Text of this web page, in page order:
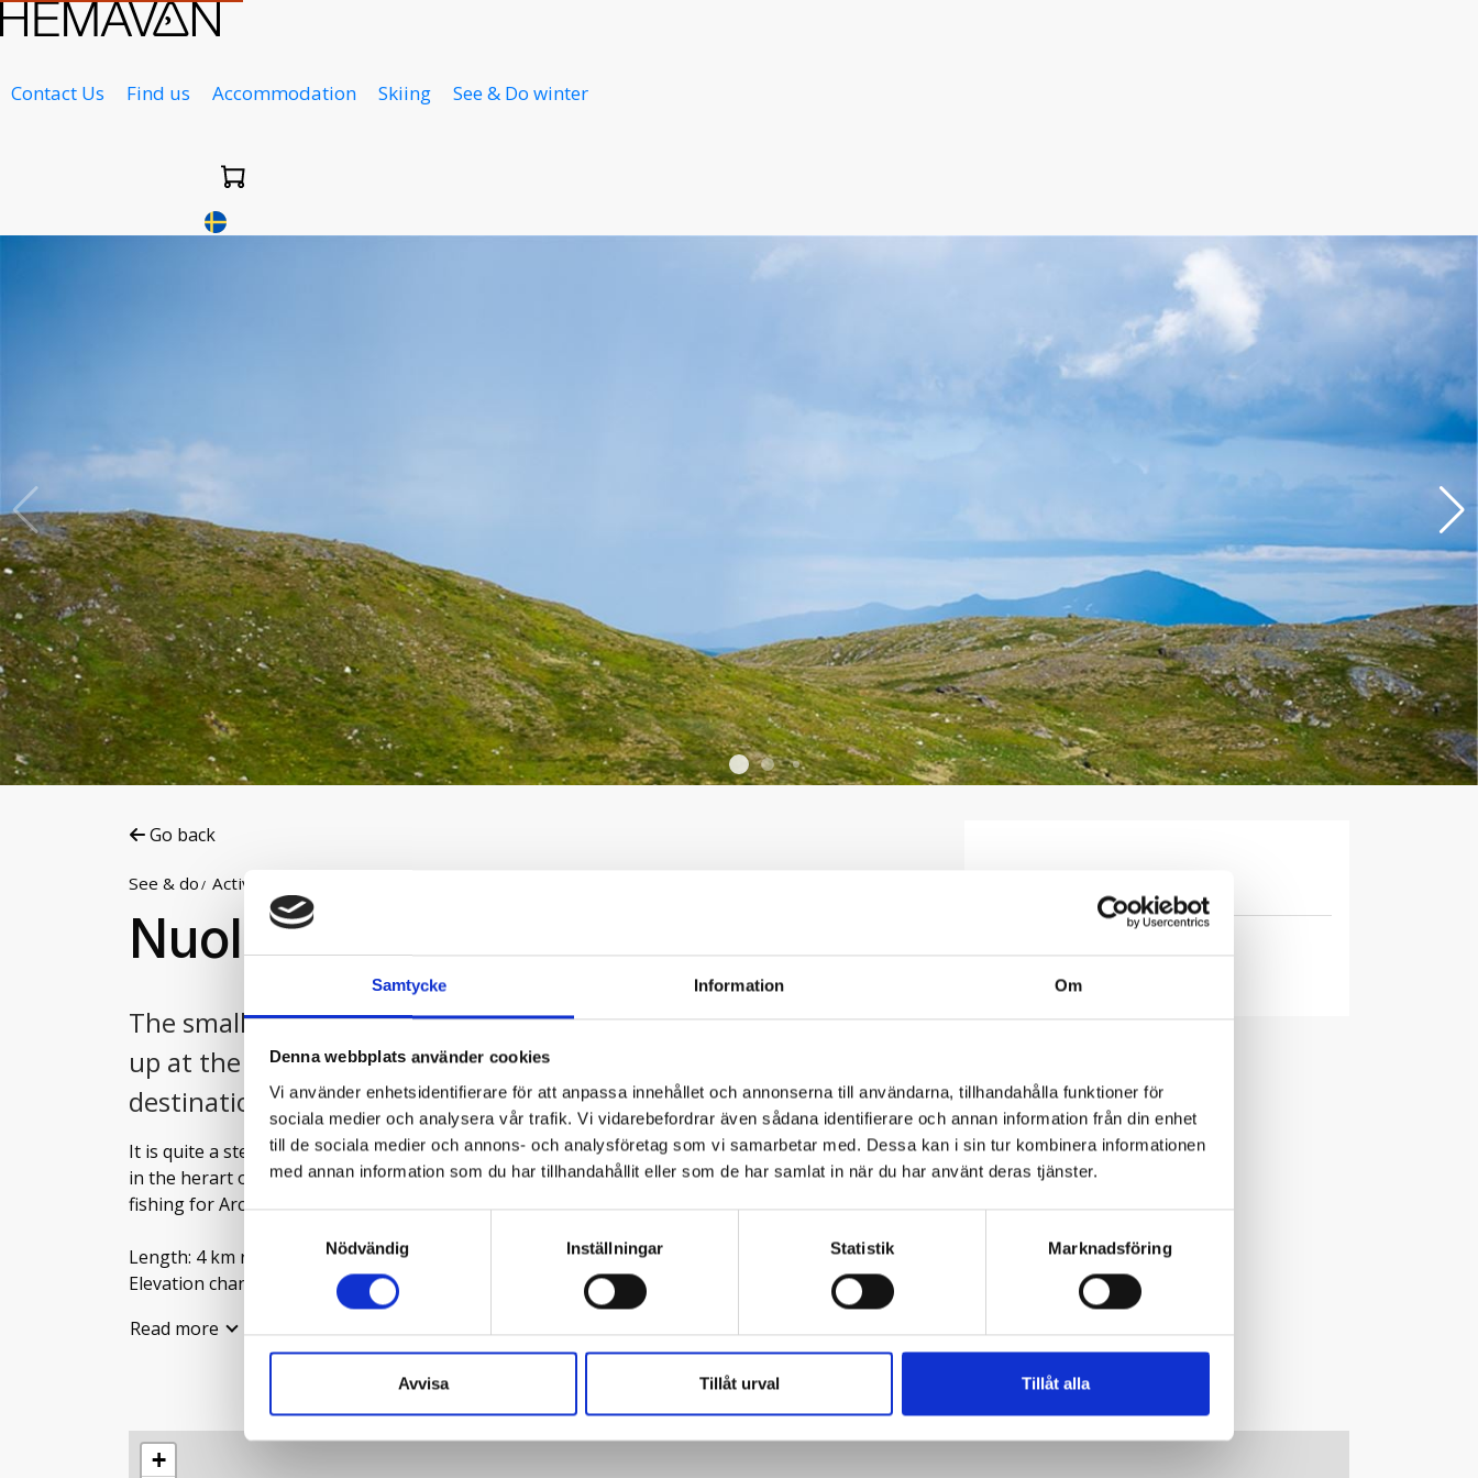
Samtycke Information Om
Denna webbplats använder cookies
Vi använder enhetsidentifierare för att anpassa innehållet och annonserna till användarna, tillhandahålla funktioner för
sociala medier och analysera vår trafik. Vi vidarebefordrar även sådana identifierare och annan information från din enhet
till de sociala medier och annons- och analysföretag som vi samarbetar med. Dessa kan i sin tur kombinera informationen
med annan information som du har tillhandahållit eller som de har samlat in när du har använt deras tjänster.
Nödvändig
Inställningar Statistik Marknadsföring
Avvisa Tillåt urval Tillåt alla
Contact Us Find us Accommodation Skiing See & Do winter
Go back
See & do Activities
Nuolpen
The small lake of Nuolpen, is located above the tree line, further
up at the mountain from Laisaliden, and is the perfect
destination for a combined walk and fishing trip for all the family.
It is quite a steep 2 km hike but, once you are above the tree line it really feels as though you are
in the herart of the monutain wilderness. Fishing permits are required if you want to try a spot of
fishing for Arctic Char.
Length: 4 km return trip
Elevation change: 250 m
Level of difficulty: Red (3 km/hour, path, sometimes stony and wet terrain)
Continue past the lake up to the top of Murtsertopparna.
Read more
Contact info
External links
Laisholm, 92064 Tärnaby
+